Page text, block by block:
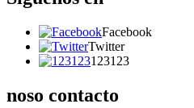
Facebook
Twitter
123123
noso contacto